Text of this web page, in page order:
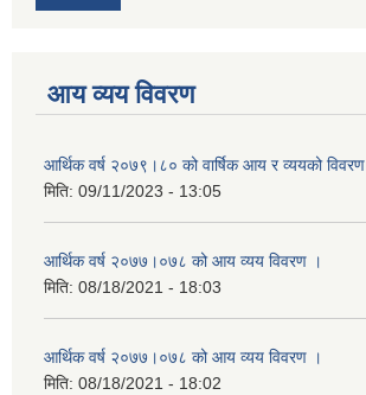
आय व्यय विवरण
आर्थिक वर्ष २०७९।८० को वार्षिक आय र व्ययको विवरण
मिति: 09/11/2023 - 13:05
आर्थिक वर्ष २०७७।०७८ को आय व्यय विवरण ।
मिति: 08/18/2021 - 18:03
आर्थिक वर्ष २०७७।०७८ को आय व्यय विवरण ।
मिति: 08/18/2021 - 18:02